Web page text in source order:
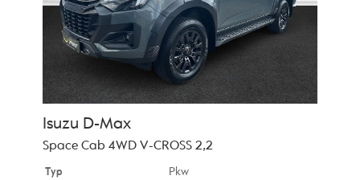
Isuzu D-Max
Space Cab 4WD V-CROSS 2,2
Typ
Pkw